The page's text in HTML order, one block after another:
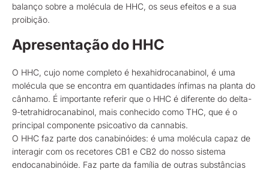
balanço sobre a molécula de HHC, os seus efeitos e a sua
proibição.
Apresentação do HHC
O HHC, cujo nome completo é hexahidrocanabinol, é uma
molécula que se encontra em quantidades ínfimas na planta do
cânhamo. É importante referir que o HHC é diferente do delta-
9-tetrahidrocanabinol, mais conhecido como THC, que é o
principal componente psicoativo da cannabis.
O HHC faz parte dos canabinóides: é uma molécula capaz de
interagir com os recetores CB1 e CB2 do nosso sistema
endocanabinóide. Faz parte da família de outras substâncias